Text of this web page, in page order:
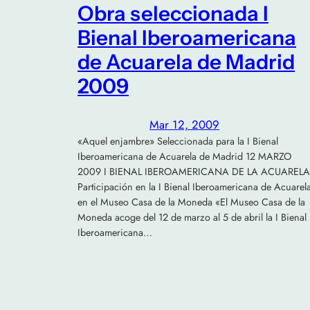
Obra seleccionada I
Bienal Iberoamericana
de Acuarela de Madrid
2009
Mar 12, 2009
«Aquel enjambre» Seleccionada para la I Bienal
Iberoamericana de Acuarela de Madrid 12 MARZO
2009 I BIENAL IBEROAMERICANA DE LA
Participación en la I Bienal Iberoamericana de
en el Museo Casa de la Moneda «El Museo Casa de la
Moneda acoge del 12 de marzo al 5 de abril la I Bienal
Iberoamericana…